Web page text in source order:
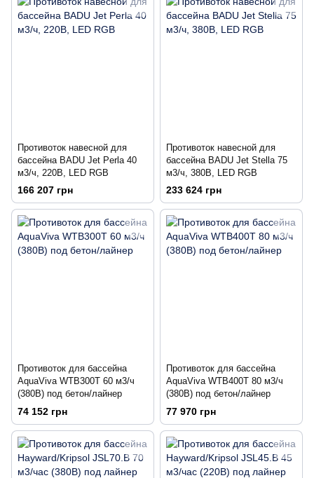
Противоток навесной для
бассейна BADU Jet Perla 40
м3/ч, 220В, LED RGB
166 207 грн
Противоток навесной для
бассейна BADU Jet Stella 75
м3/ч, 380В, LED RGB
233 624 грн
Противоток для бассейна
AquaViva WTB300T 60 м3/ч
(380В) под бетон/лайнер
74 152 грн
Противоток для бассейна
AquaViva WTB400T 80 м3/ч
(380В) под бетон/лайнер
77 970 грн